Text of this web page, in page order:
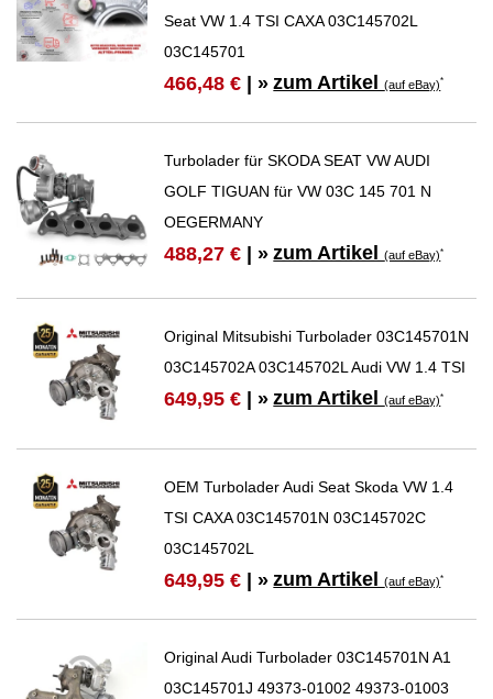
Seat VW 1.4 TSI CAXA 03C145702L
03C145701
466,48 € | » zum Artikel(auf eBay)*
Turbolader für SKODA SEAT VW AUDI
GOLF TIGUAN für VW 03C 145 701 N
OEGERMANY
488,27 € | » zum Artikel(auf eBay)*
Original Mitsubishi Turbolader 03C145701N
03C145702A 03C145702L Audi VW 1.4 TSI
649,95 € | » zum Artikel(auf eBay)*
OEM Turbolader Audi Seat Skoda VW 1.4
TSI CAXA 03C145701N 03C145702C
03C145702L
649,95 € | » zum Artikel(auf eBay)*
Original Audi Turbolader 03C145701N A1
03C145701J 49373-01002 49373-01003